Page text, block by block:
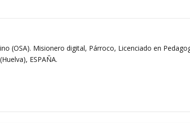
(OSA). Misionero digital, Párroco, Licenciado en
ESPAÑA.